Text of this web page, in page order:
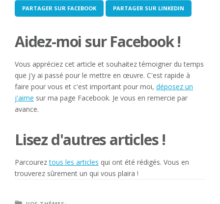
PARTAGER SUR FACEBOOK PARTAGER SUR LINKEDIN
Aidez-moi sur Facebook !
Vous appréciez cet article et souhaitez témoigner du temps
que j'y ai passé pour le mettre en œuvre. C'est rapide à
faire pour vous et c'est important pour moi, déposez un
j'aime sur ma page Facebook. Je vous en remercie par
avance.
Lisez d'autres articles !
Parcoureztous les articles qui ont été rédigés. Vous en
trouverez sûrement un qui vous plaira !